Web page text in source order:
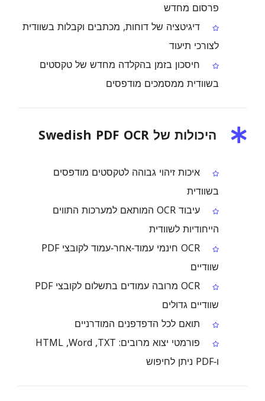
פרסום מחדש
דיגיטציה של דוחות, מכתבים וקבלות בשוודית
לצורכי תיעוד
חיסכון בזמן בהקלדה מחדש של טקסטים
בשוודית ממסמכים מודפסים
היכולות של Swedish PDF OCR
איכות זיהוי גבוהה לטקסטים מודפסים
בשוודית
עיבוד OCR המותאם למערכות התווים
הייחודיות לשוודית
OCR חינמי עמוד‑אחר‑עמוד לקובצי PDF
שוודיים
OCR מרובה עמודים בתשלום לקובצי PDF
שוודיים גדולים
תואם לכל הדפדפנים המודרניים
פורמטי יצוא מרובים: ‏TXT, ‏Word, ‏HTML
ו‑PDF ניתן לחיפוש